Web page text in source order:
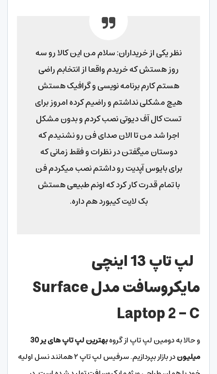
نظر یکی از خریداران: سلام من این کالا رو سه
روز هستش که خریدم واقعا از انتخابم راضی
هستم کارم برنامه نویسی و گرافیک هستش
هیچ مشکلی نداشتم و راضیم کرده امروز برای
تست کال آف دیوتی نصب کردم و بدون مشکل
اجرا شد من تا الان صدای فن رو نشنیدم که
دوستان میگفتن در نظرات و فقط زمانی که
برای بایوس آپدیت رو داشتم نصب میکردم فن
با تمام قدرت کار کرد که اونم طبیعی هستش
بک لایت کیبورد هم داره.
لپ تاپ 13 اینچی
مایکروسافت مدلSurface
Laptop 2 – C
و حالا به دومین لپ تاپ از گروه
بهترین لپ تاپ های یر 30
میلیون
در بازار بپردازیم. سرفیس لپ تاپ ۲ همانند نسل اولیه